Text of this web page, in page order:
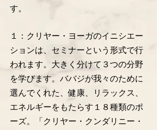
す。
１：クリヤー・ヨーガのイニシエー
ションは、セミナーという形式で行
われます。大きく分けて３つの分野
を学びます。ババジが我々のために
選んでくれた、健康、リラックス、
エネルギーをもたらす１８種類のポ
ーズ。「クリヤー・クンダリニー・